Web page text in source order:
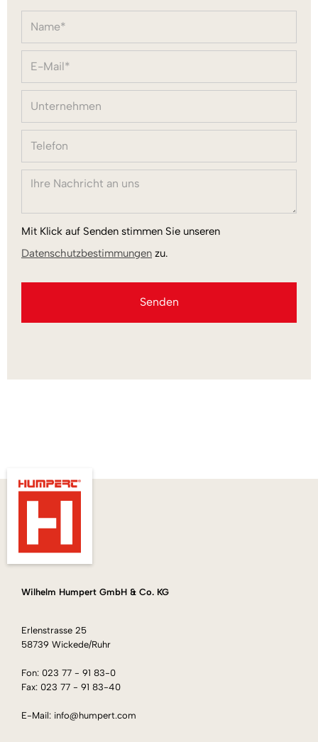
Mit Klick auf Senden stimmen Sie unseren
Datenschutzbestimmungen zu.
Wilhelm Humpert GmbH & Co. KG
Erlenstrasse 25
58739 Wickede/Ruhr
Fon: 023 77 - 91 83-0
Fax: 023 77 - 91 83-40
E-Mail: info@humpert.com